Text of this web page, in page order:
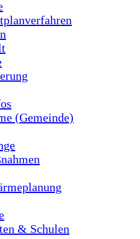
(Gemeinde)
& Schulen